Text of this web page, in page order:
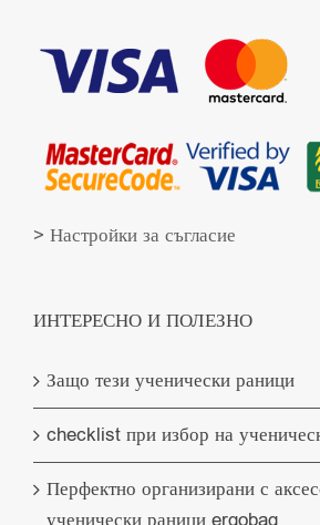
> Настройки за съгласие
ИНТЕРЕСНО И ПОЛЕЗНО
Защо тези ученически раници
checklist при избор на
Перфектно организирани с